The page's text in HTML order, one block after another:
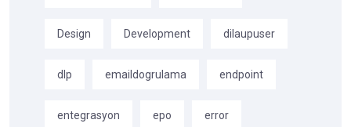
Design Development dilaupuser
dlp emaildogrulama endpoint
entegrasyon epo error